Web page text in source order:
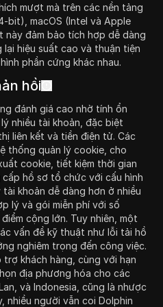
mượt mà trên các nền tảng
bit), macOS (Intel và Apple
này đảm bảo tích hợp dễ dàng
lại hiệu suất cao và thuận tiện
phần cứng khác nhau.
hồi
đánh giá cao nhờ tính ổn
nhiều tài khoản, đặc biệt
liên kết và tiền điện tử. Các
thống quản lý cookie, cho
cookie, tiết kiệm thời gian
hồ sơ tổ chức với cấu hình
khoản dễ dàng hơn ở nhiều
lý và gói miễn phí với số
cộng lớn. Tuy nhiên, một
vấn đề kỹ thuật như lỗi tải hồ
nghiêm trọng đến công việc.
khách hàng, cùng với hạn
địa phương hóa cho các
và Indonesia, cũng là nhược
nhiều người vẫn coi Dolphin